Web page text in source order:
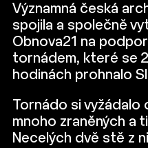
Významná česká
spojila a společně
Obnova21 na
tornádem, které se
hodinách prohnalo
Tornádo si
mnoho zraněných a
Necelých dvě stě z